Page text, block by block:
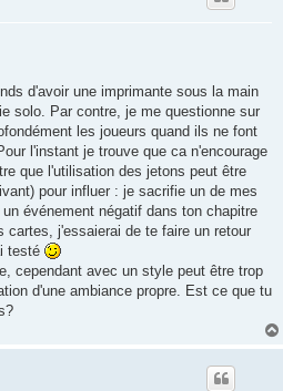
d'avoir une imprimante sous la main
solo. Par contre, je me questionne sur
les joueurs quand ils ne font
l'instant je trouve que ca n'encourage
que l'utilisation des jetons peut être
pour influer : je sacrifie un de mes
événement négatif dans ton chapitre
j'essaierai de te faire un retour
testé
cependant avec un style peut être trop
d'une ambiance propre. Est ce que tu